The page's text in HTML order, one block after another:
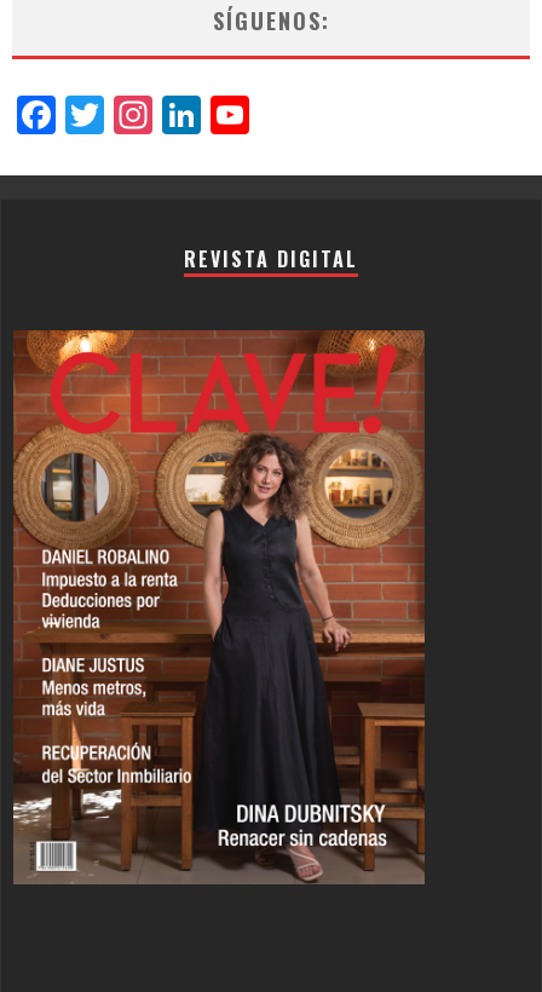
SÍGUENOS:
Facebook
Twitter
Instagram
LinkedIn
REVISTA DIGITAL